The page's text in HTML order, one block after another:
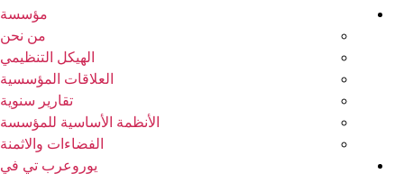
مؤسسة
من نحن
الهيكل التنظيمي
العلاقات المؤسسية
تقارير سنوية
الأنظمة الأساسية للمؤسسة
الفضاءات والاثمنة
يوروعرب تي في